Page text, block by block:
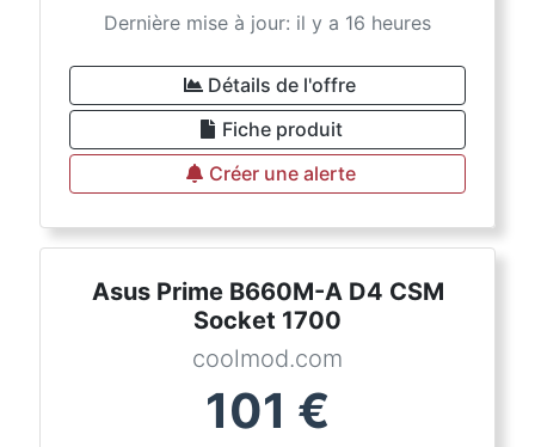
Dernière mise à jour: il y a 16 heures
Détails de l'offre
Fiche produit
Créer une alerte
Asus Prime B660M-A D4 CSM
Socket 1700
coolmod.com
101 €